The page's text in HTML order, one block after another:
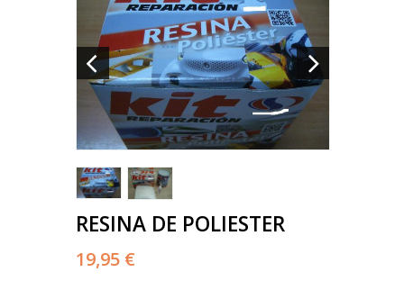
RESINA DE POLIESTER
19,95 €